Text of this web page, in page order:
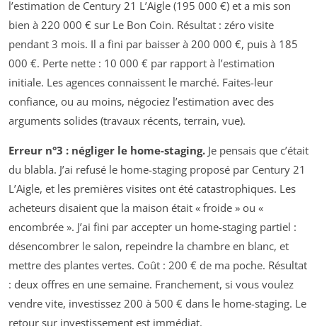
l’estimation de Century 21 L’Aigle (195 000 €) et a mis son
bien à 220 000 € sur Le Bon Coin. Résultat : zéro visite
pendant 3 mois. Il a fini par baisser à 200 000 €, puis à 185
000 €. Perte nette : 10 000 € par rapport à l’estimation
initiale. Les agences connaissent le marché. Faites-leur
confiance, ou au moins, négociez l’estimation avec des
arguments solides (travaux récents, terrain, vue).
Erreur n°3 : négliger le home-staging. Je pensais que c’était
du blabla. J’ai refusé le home-staging proposé par Century 21
L’Aigle, et les premières visites ont été catastrophiques. Les
acheteurs disaient que la maison était « froide » ou «
encombrée ». J’ai fini par accepter un home-staging partiel :
désencombrer le salon, repeindre la chambre en blanc, et
mettre des plantes vertes. Coût : 200 € de ma poche. Résultat
: deux offres en une semaine. Franchement, si vous voulez
vendre vite, investissez 200 à 500 € dans le home-staging. Le
retour sur investissement est immédiat.